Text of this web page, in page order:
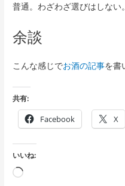
普通。わざわざ選びはしない。
余談
こんな感じでお酒の記事を書
共有:
Facebook X
いいね:
読